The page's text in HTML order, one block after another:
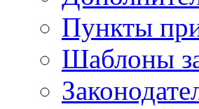
Пункты
Шаблоны